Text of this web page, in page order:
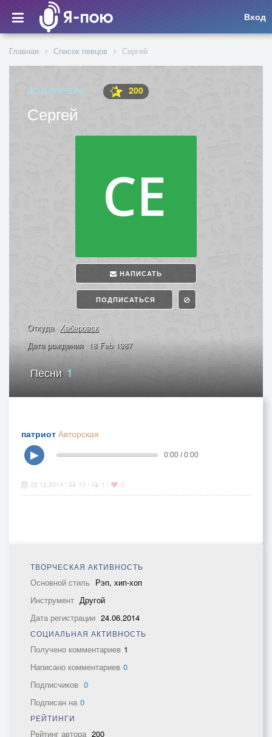
Вход
Главная Список певцов Сергей
ИСПОЛНИТЕЛЬ 200
Сергей
НАПИСАТЬ
ПОДПИСАТЬСЯ
Откуда Хабаровск
Дата рождения 18 Feb 1987
Песни 1
патриот Авторская
▶
0:00 / 0:00
22.12.2014 10 1 0
ТВОРЧЕСКАЯ АКТИВНОСТЬ
Основной стиль Рэп, хип-хоп
Инструмент Другой
Дата регистрации 24.06.2014
СОЦИАЛЬНАЯ АКТИВНОСТЬ
Получено комментариев 1
Написано комментариев 0
Подписчиков 0
Подписан на 0
РЕЙТИНГИ
Рейтинг автора 200